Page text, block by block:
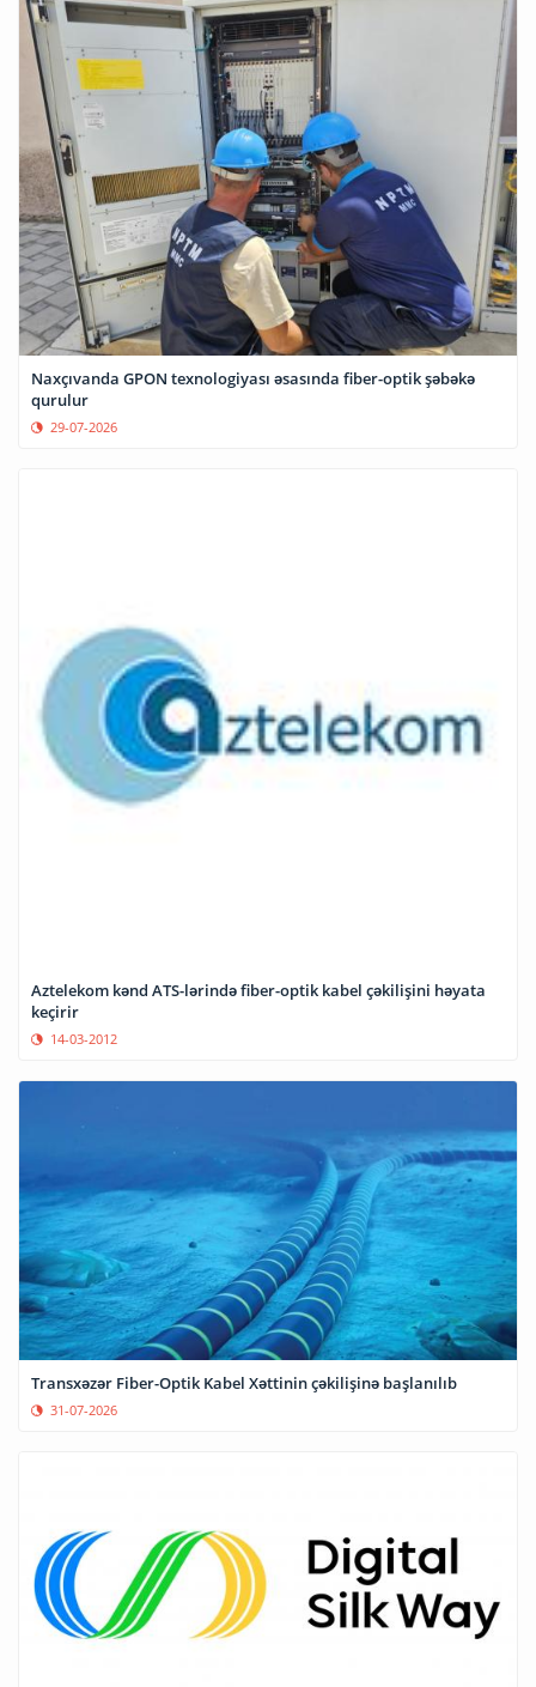
Naxçıvanda GPON texnologiyası əsasında fiber-optik şəbəkə
qurulur
29-07-2026
Aztelekom kənd ATS-lərində fiber-optik kabel çəkilişini həyata
keçirir
14-03-2012
Transxəzər Fiber-Optik Kabel Xəttinin çəkilişinə başlanılıb
31-07-2026